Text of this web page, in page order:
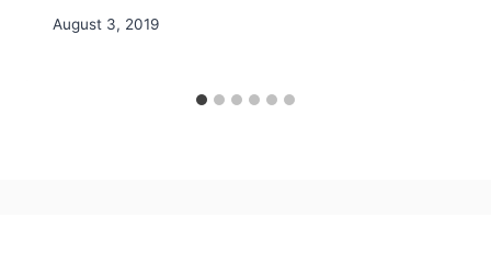
August 3, 2019